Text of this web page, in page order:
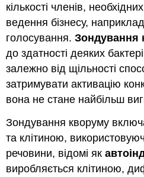
кількості членів,
ведення бізнесу,
голосування.Зондування
до здатності деяких
залежно від щільності
затримувати активацію
вона не стане найбільш
Зондування кворуму
та клітиною,
речовини, відомі як
виробляється клітиною,